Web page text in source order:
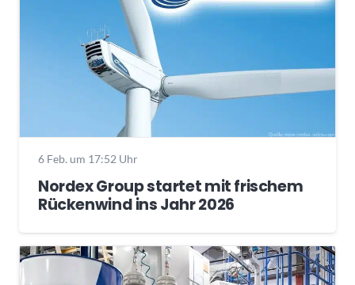
6 Feb. um 17:52 Uhr
Nordex Group startet mit frischem
Rückenwind ins Jahr 2026